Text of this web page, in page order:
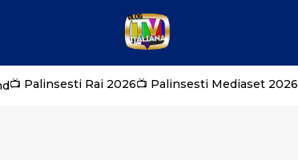
📺 Palinsesti Rai 2026📺 Palinsesti Mediaset 2026